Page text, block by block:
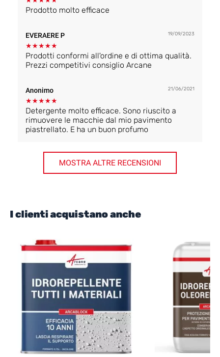
Prodotto molto efficace
EVERAERE P 19/09/2023
★★★★★
Prodotti conformi all'ordine e di ottima qualità.
Prezzi competitivi consiglio Arcane
Anonimo 21/06/2021
★★★★★
Detergente molto efficace. Sono riuscito a
rimuovere le macchie dal mio pavimento
piastrellato. E ha un buon profumo
MOSTRA ALTRE RECENSIONI
I clienti acquistano anche